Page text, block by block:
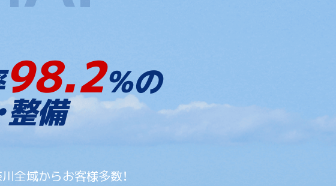
98.2%の
整備
全域からお客様多数！